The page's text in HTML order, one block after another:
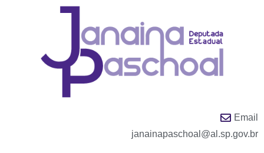
Email
janainapaschoal@al.sp.gov.br